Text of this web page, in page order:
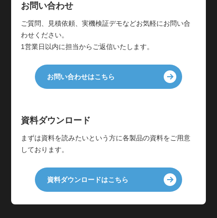
お問い合わせ
ご質問、見積依頼、実機検証デモなどお気軽にお問い合
わせください。
1営業日以内に担当からご返信いたします。
お問い合わせはこちら
資料ダウンロード
まずは資料を読みたいという方に各製品の資料をご用意
しております。
資料ダウンロードはこちら